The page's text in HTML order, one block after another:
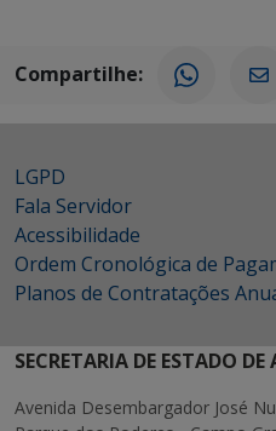
Compartilhe:
LGPD
Fala Servidor
Acessibilidade
Ordem Cronológica de
Planos de Contratações
SECRETARIA DE ESTADO
Avenida Desembargador José